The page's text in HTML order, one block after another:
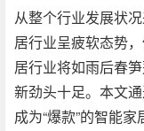
从整个行业发展状
居行业呈疲软态势
居行业将如雨后春
新劲头十足。本文
成为“爆款”的智能家